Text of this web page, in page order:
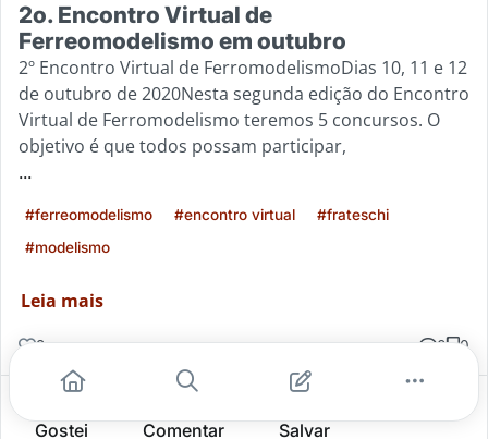
2o. Encontro Virtual de
Ferreomodelismo em outubro
2º Encontro Virtual de FerromodelismoDias 10, 11 e 12
de outubro de 2020Nesta segunda edição do Encontro
Virtual de Ferromodelismo teremos 5 concursos. O
objetivo é que todos possam participar,
...
#ferreomodelismo #encontro virtual
#frateschi
#modelismo
Leia mais
2 0 0
Gostei Comentar Salvar